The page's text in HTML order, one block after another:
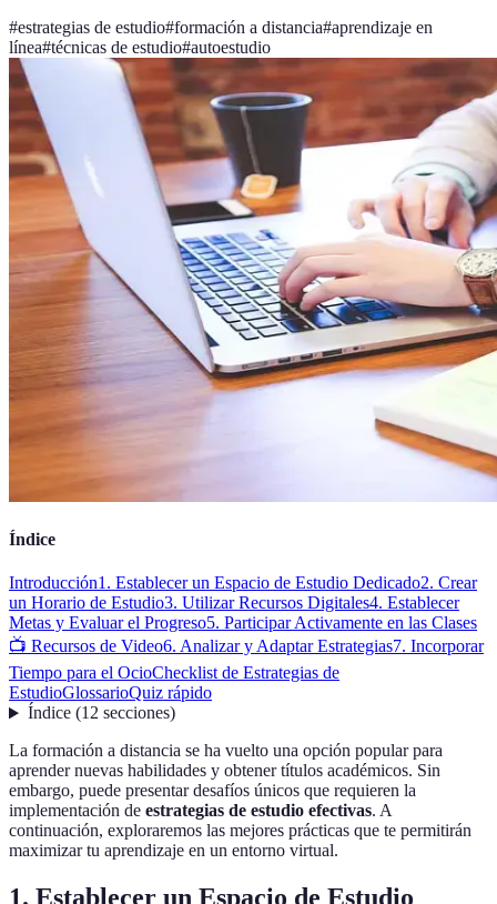
#estrategias de estudio#formación a distancia#aprendizaje en
línea#técnicas de estudio#autoestudio
Índice
Introducción1. Establecer un Espacio de Estudio Dedicado2. Crear
un Horario de Estudio3. Utilizar Recursos Digitales4. Establecer
Metas y Evaluar el Progreso5. Participar Activamente en las Clases
📺 Recursos de Video6. Analizar y Adaptar Estrategias7. Incorporar
Tiempo para el OcioChecklist de Estrategias de
EstudioGlossarioQuiz rápido
Índice(12 secciones)
La formación a distancia se ha vuelto una opción popular para
aprender nuevas habilidades y obtener títulos académicos. Sin
embargo, puede presentar desafíos únicos que requieren la
implementación de estrategias de estudio efectivas. A
continuación, exploraremos las mejores prácticas que te permitirán
maximizar tu aprendizaje en un entorno virtual.
1. Establecer un Espacio de Estudio